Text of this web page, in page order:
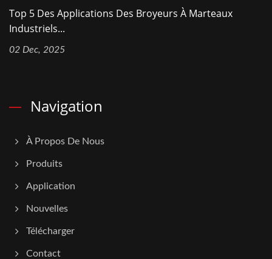
Top 5 Des Applications Des Broyeurs À Marteaux
Industriels...
02 Dec, 2025
Navigation
À Propos De Nous
Produits
Application
Nouvelles
Télécharger
Contact